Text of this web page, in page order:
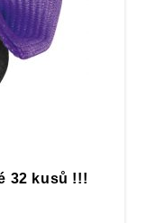
32 kusů !!!